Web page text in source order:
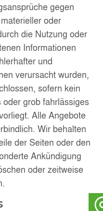
gegen
oder
die Nutzung oder
Informationen
und
verursacht wurden,
sofern kein
grob fahrlässiges
Alle Angebote
Wir behalten
der Seiten oder den
Ankündigung
oder zeitweise